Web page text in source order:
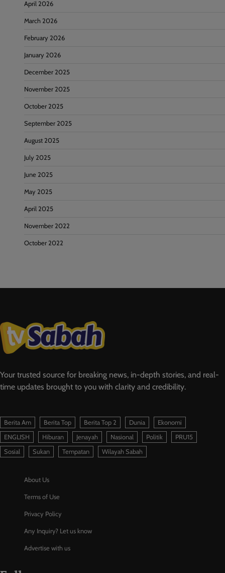
April 2026
March 2026
February 2026
January 2026
December 2025
November 2025
October 2025
September 2025
August 2025
July 2025
June 2025
May 2025
April 2025
November 2022
October 2022
Your trusted source for breaking news, in-depth stories, and real-
time updates brought to you with clarity and credibility.
Berita Am Berita Top Berita Top 2 Dunia
Ekonomi
ENGLISH
Hiburan Jenayah Nasional Politik
PRU15
Sosial
Sukan Tempatan Wilayah Sabah
About Us
Terms of Use
Privacy Policy
Any Inquiry? Let us know
Advertise with us